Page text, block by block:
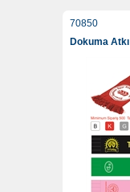
70850
Dokuma Atkı